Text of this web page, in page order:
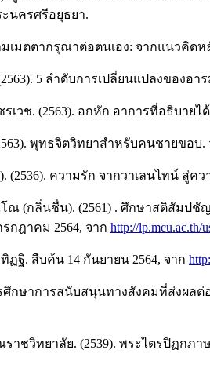
นครศรีอยุธยา.
เมตตากรุณาต่อตนเอง: จากแนวคิด
5 ลำดับการเปลี่ยนแปลงของอ
รเวช. (2563). อกหัก อาการที่อธิบาย
พุทธจิตวิทยาสำหรับคนชายขอบ.
(2536). ความรัก จากวาเลนไทน์ สู่ค
ณ (กลิ่นชื่น). (2561) . ศึกษาสติสัม
กฎาคม 2564, จาก http://lp.mcu.ac.th/
ฐิ. สืบค้น 14 กันยายน 2564, จาก
รศึกษาการสนับสนุนทางสังคมที่ส่ง
าชวิทยาลัย. (2539). พระไตรปิฏกภ